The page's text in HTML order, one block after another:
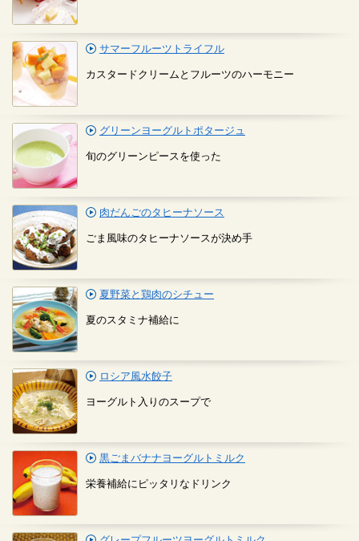
サマーフルーツトライフル
カスタードクリームとフルーツのハーモニー
グリーンヨーグルトポタージュ
旬のグリーンピースを使った
肉だんごのタヒーナソース
ごま風味のタヒーナソースが決め手
夏野菜と鶏肉のシチュー
夏のスタミナ補給に
ロシア風水餃子
ヨーグルト入りのスープで
黒ごまバナナヨーグルトミルク
栄養補給にピッタリなドリンク